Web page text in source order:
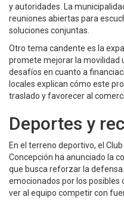
y autoridades. La
reuniones abiertas para
soluciones conjuntas.
Otro tema candente es la
promete mejorar la movilidad
desafíos en cuanto a
locales explican cómo este
traslado y favorecer al
Deportes y
En el terreno deportivo, el
Concepción ha anunciado la
que busca reforzar la
emocionados por los posibles
ver al equipo competir con